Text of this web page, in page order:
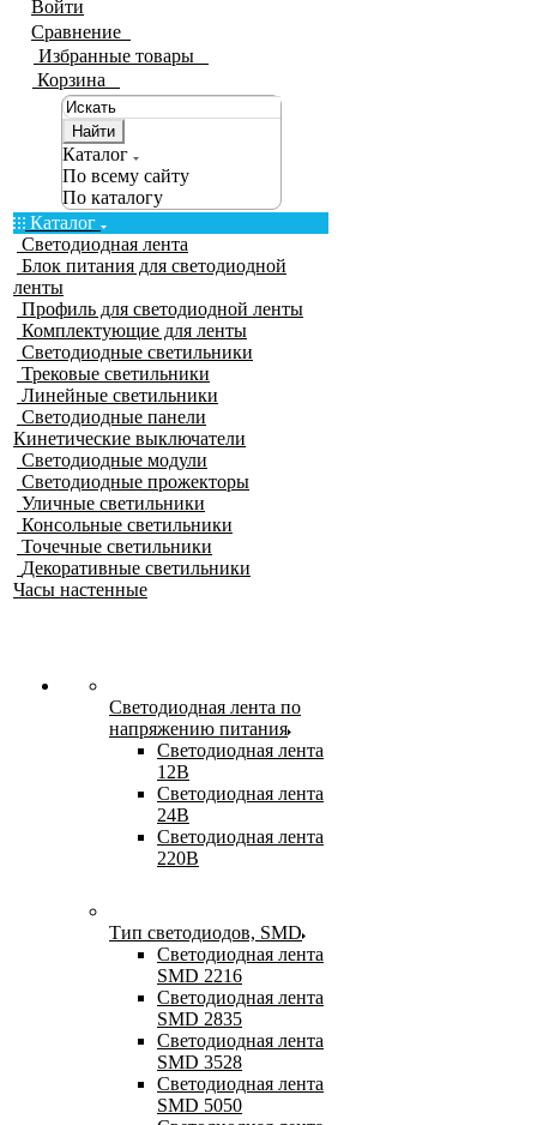
Войти
Сравнение
Избранные товары
Корзина
Найти
Каталог
По всему сайту
По каталогу
Каталог
Светодиодная лента
Блок питания для светодиодной
ленты
Профиль для светодиодной ленты
Комплектующие для ленты
Светодиодные светильники
Трековые светильники
Линейные светильники
Светодиодные панели
Кинетические выключатели
Светодиодные модули
Светодиодные прожекторы
Уличные светильники
Консольные светильники
Точечные светильники
Декоративные светильники
Часы настенные
Светодиодная лента по
напряжению питания
Светодиодная лента
12В
Светодиодная лента
24В
Светодиодная лента
220В
Тип светодиодов, SMD
Cветодиодная лента
SMD 2216
Светодиодная лента
SMD 2835
Светодиодная лента
SMD 3528
Светодиодная лента
SMD 5050